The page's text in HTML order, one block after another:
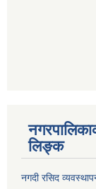
लिङ्क
नगदी रसिद